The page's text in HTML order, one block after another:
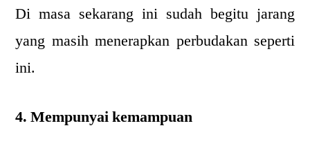
Di masa sekarang ini sudah begitu jarang
yang masih menerapkan perbudakan seperti
ini.
4. Mempunyai kemampuan